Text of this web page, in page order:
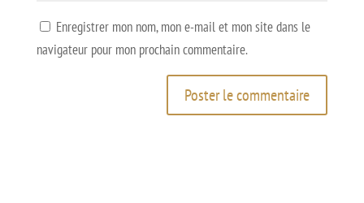
Enregistrer mon nom, mon e-mail et mon site dans le
navigateur pour mon prochain commentaire.